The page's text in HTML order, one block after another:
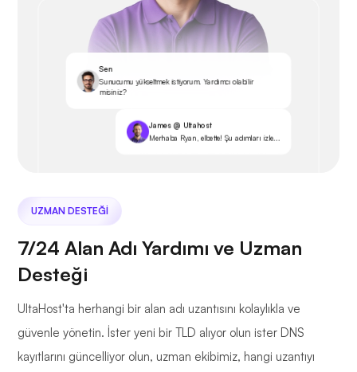
Sen
Sunucumu yükseltmek istiyorum. Yardımcı olabilir
misiniz?
James @ Ultahost
Merhaba Ryan, elbette! Şu adımları izle...
UZMAN DESTEĞI
7/24 Alan Adı Yardımı ve Uzman
Desteği
UltaHost'ta herhangi bir alan adı uzantısını kolaylıkla ve
güvenle yönetin. İster yeni bir TLD alıyor olun ister DNS
kayıtlarını güncelliyor olun, uzman ekibimiz, hangi uzantıyı